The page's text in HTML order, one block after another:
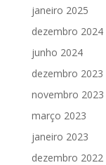
janeiro 2025
dezembro 2024
junho 2024
dezembro 2023
novembro 2023
março 2023
janeiro 2023
dezembro 2022